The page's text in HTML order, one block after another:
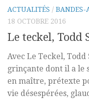
ACTUALITÉS / BANDES-
18 OCTOBRE 2016
Le teckel, Todd
Avec Le Teckel,
grinçante dont il a le
en maître, prétexte
vie désespérées,